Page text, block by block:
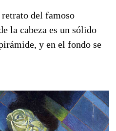
del famoso
la cabeza es un sólido
y en el fondo se